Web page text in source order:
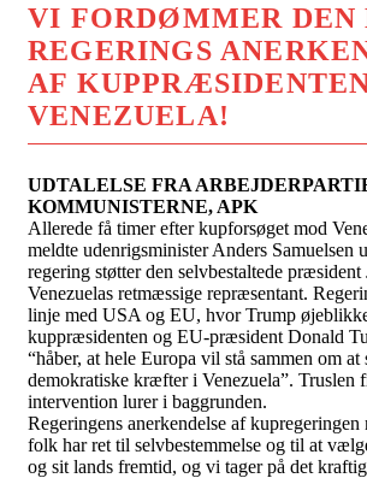
VI FORDØMMER DEN
REGERINGS
AF
VENEZUELA!
UDTALELSE FRA
KOMMUNISTERNE, APK
Allerede få timer efter kupforsøget mod
meldte udenrigsminister Anders Samuelsen
regering støtter den selvbestaltede
Venezuelas retmæssige repræsentant.
linje med USA og EU, hvor Trump
kuppræsidenten og EU-præsident Donald
“håber, at hele Europa vil stå sammen om at
demokratiske kræfter i Venezuela”.
intervention lurer i baggrunden.
Regeringens anerkendelse af
folk har ret til selvbestemmelse og til at
og sit lands fremtid, og vi tager på det